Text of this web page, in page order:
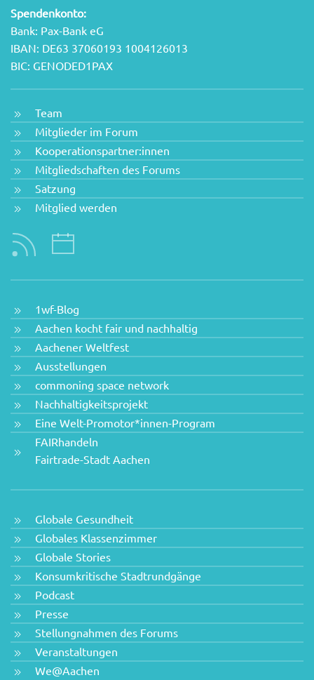
Spendenkonto:
Bank: Pax-Bank eG
IBAN: DE63 37060193 1004126013
BIC: GENODED1PAX
Team
Mitglieder im Forum
Kooperationspartner:innen
Mitgliedschaften des Forums
Satzung
Mitglied werden
1wf-Blog
Aachen kocht fair und nachhaltig
Aachener Weltfest
Ausstellungen
commoning space network
Nachhaltigkeitsprojekt
Eine Welt-Promotor*innen-Program
FAIRhandeln
Fairtrade-Stadt Aachen
Globale Gesundheit
Globales Klassenzimmer
Globale Stories
Konsumkritische Stadtrundgänge
Podcast
Presse
Stellungnahmen des Forums
Veranstaltungen
We@Aachen